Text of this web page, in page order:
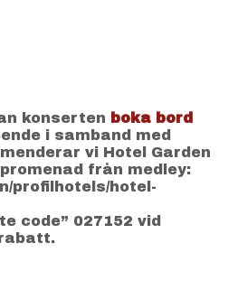
konserten boka bord
i samband med
vi Hotel Garden
från medley:
profilhotels/hotel-
code” 027152 vid